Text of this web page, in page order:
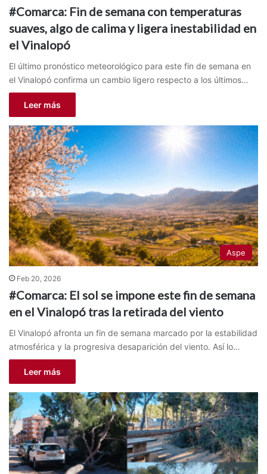
#Comarca: Fin de semana con temperaturas
suaves, algo de calima y ligera inestabilidad en
el Vinalopó
El último pronóstico meteorológico para este fin de semana en
el Vinalopó confirma un cambio ligero respecto a los últimos…
Leer más
Aspe
Feb 20, 2026
#Comarca: El sol se impone este fin de semana
en el Vinalopó tras la retirada del viento
El Vinalopó afronta un fin de semana marcado por la estabilidad
atmosférica y la progresiva desaparición del viento. Así lo…
Leer más